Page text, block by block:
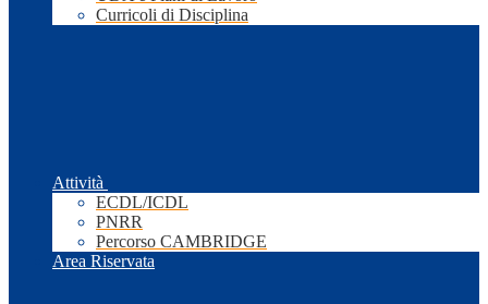
Curricoli di Disciplina
Attività
ECDL/ICDL
PNRR
Percorso CAMBRIDGE
Area Riservata